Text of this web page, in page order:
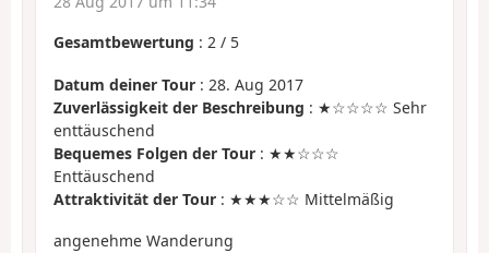
Gesamtbewertung : 2 / 5
Datum deiner Tour : 28. Aug 2017
Zuverlässigkeit der Beschreibung : ★☆☆☆☆ Sehr
enttäuschend
Bequemes Folgen der Tour : ★★☆☆☆
Enttäuschend
Attraktivität der Tour : ★★★☆☆ Mittelmäßig
angenehme Wanderung